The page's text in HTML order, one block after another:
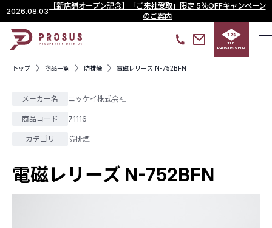
2026.08.03
【新店舗オープン記念】「ご来社受取」限定 5％OFFキャンペーン
のご案内
THE
PROSUS SHOP
トップ 商品一覧 防排煙 電磁レリーズ N-752BFN
メーカー名 ニッケイ株式会社
商品コード 71116
カテゴリ 防排煙
電磁レリーズ N-752BFN